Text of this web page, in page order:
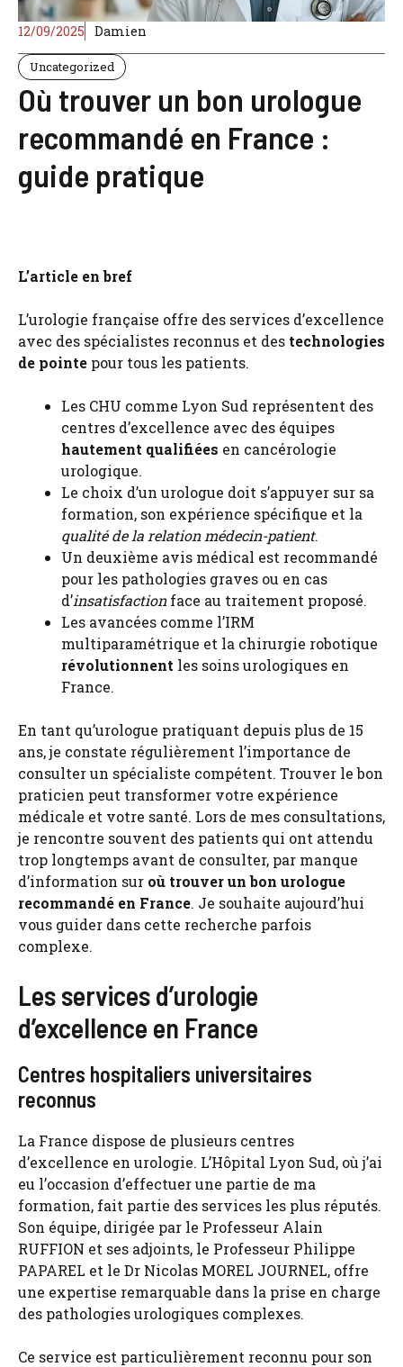
12/09/2025 Damien
Uncategorized
Où trouver un bon urologue
recommandé en France :
guide pratique
L’article en bref
L’urologie française offre des services d’excellence
avec des spécialistes reconnus et des technologies
de pointe pour tous les patients.
Les CHU comme Lyon Sud représentent des
centres d’excellence avec des équipes
hautement qualifiées en cancérologie
urologique.
Le choix d’un urologue doit s’appuyer sur sa
formation, son expérience spécifique et la
qualité de la relation médecin-patient.
Un deuxième avis médical est recommandé
pour les pathologies graves ou en cas
d’insatisfactionface au traitement proposé.
Les avancées comme l’IRM
multiparamétrique et la chirurgie robotique
révolutionnent les soins urologiques en
France.
En tant qu’urologue pratiquant depuis plus de 15
ans, je constate régulièrement l’importance de
consulter un spécialiste compétent. Trouver le bon
praticien peut transformer votre expérience
médicale et votre santé. Lors de mes consultations,
je rencontre souvent des patients qui ont attendu
trop longtemps avant de consulter, par manque
d’information sur où trouver un bon urologue
recommandé en France. Je souhaite aujourd’hui
vous guider dans cette recherche parfois
complexe.
Les services d’urologie
d’excellence en France
Centres hospitaliers universitaires
reconnus
La France dispose de plusieurs centres
d’excellence en urologie. L’Hôpital Lyon Sud, où j’ai
eu l’occasion d’effectuer une partie de ma
formation, fait partie des services les plus réputés.
Son équipe, dirigée par le Professeur Alain
RUFFION et ses adjoints, le Professeur Philippe
PAPAREL et le Dr Nicolas MOREL JOURNEL, offre
une expertise remarquable dans la prise en charge
des pathologies urologiques complexes.
Ce service est particulièrement reconnu pour son